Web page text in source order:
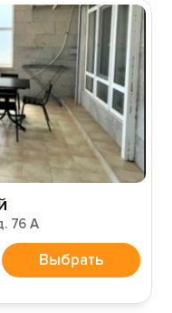
76 А
Выбрать